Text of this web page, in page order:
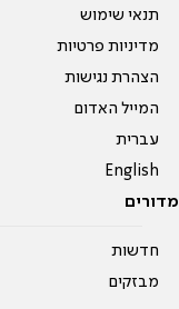
תנאי שימוש
מדיניות פרטיות
הצהרת נגישות
המייל האדום
עברית
English
מדורים
חדשות
מבזקים